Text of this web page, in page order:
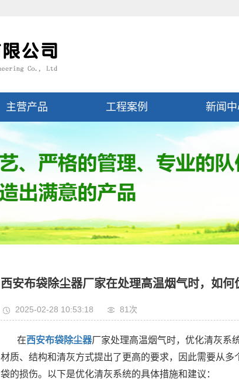
主营产品 工程案例 新闻
西安布袋除尘器厂家在处理高温烟气时，如何
2025-02-28 10:53:18 81次
在西安布袋除尘器厂家处理高温烟气时，优化清灰系
材质、结构和清灰方式提出了更高的要求，因此需要从
袋的损伤。以下是优化清灰系统的具体措施和建议：